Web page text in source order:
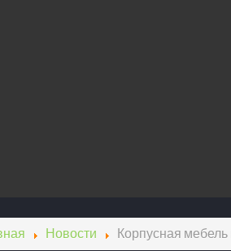
Новости Корпусная мебель